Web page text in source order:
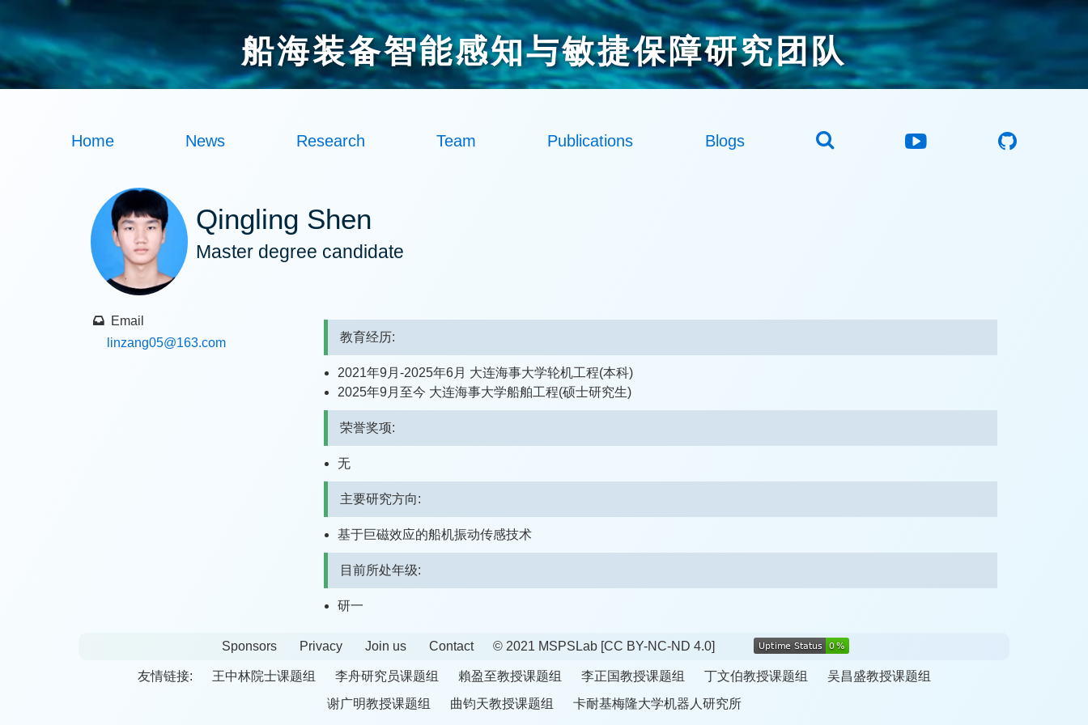
船海装备智能感知与敏捷保障研究团队
Home News Research Team Publications Blogs
Qingling Shen
Master degree candidate
Email
linzang05@163.com 教育经历:
2021年9月-2025年6月 大连海事大学轮机工程(本科)
2025年9月至今 大连海事大学船舶工程(硕士研究生)
荣誉奖项:
无
主要研究方向:
基于巨磁效应的船机振动传感技术
目前所处年级:
研一
Sponsors Privacy Join us Contact © 2021 MSPSLab [CC BY-NC-ND 4.0]
友情链接: 王中林院士课题组 李舟研究员课题组 賴盈至教授课题组 李正国教授课题组 丁文伯教授课题组
吴昌盛教授课题组
谢广明教授课题组
曲钧天教授课题组 卡耐基梅隆大学机器人研究所